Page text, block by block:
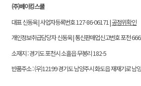
(주)베이킹스쿨
대표 신동욱 | 사업자등록번호 127-86-06171 |공정위확인
개인정보취급담당자 신동욱 | 통신판매업신고번호 포천
소재지 : 경기도 포천시 소흘읍 무봉리 182-5
반품주소 : (우)12199 경기도 남양주시 화도읍 재재기로 남